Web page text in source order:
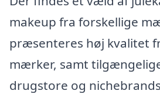
makeup fra forskellige
præsenteres høj kvalitet
mærker, samt
drugstore og